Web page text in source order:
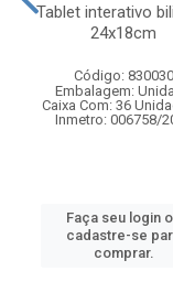
Tablet interativo
24x18cm
Código: 830030
Embalagem:
Caixa Com: 36
Inmetro: 006758/
Faça seu login
cadastre-se
comprar.